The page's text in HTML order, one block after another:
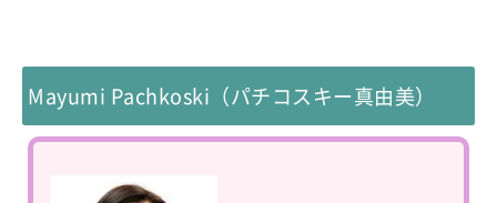
Mayumi Pachkoski（パチコスキー真由美）